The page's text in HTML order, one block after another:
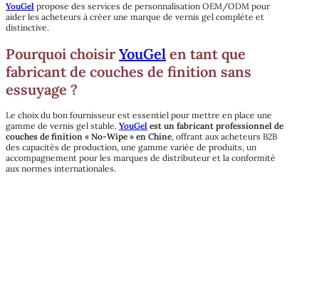
YouGel propose des services de personnalisation OEM/ODM pour
aider les acheteurs à créer une marque de vernis gel complète et
distinctive.
Pourquoi choisir YouGel en tant que
fabricant de couches de finition sans
essuyage ?
Le choix du bon fournisseur est essentiel pour mettre en place une
gamme de vernis gel stable. YouGel est un fabricant professionnel de
couches de finition « No-Wipe » en Chine, offrant aux acheteurs B2B
des capacités de production, une gamme variée de produits, un
accompagnement pour les marques de distributeur et la conformité
aux normes internationales.